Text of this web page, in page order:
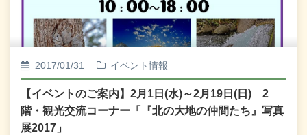
2017/01/31 イベント情報
【イベントのご案内】2月1日(水)～2月19日(日) 2
階・観光交流コーナー「『北の大地の仲間たち』写真
展2017」